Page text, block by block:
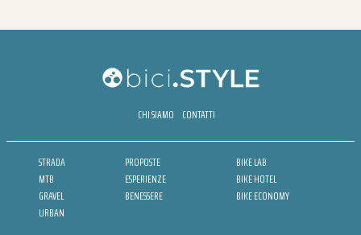
CHI SIAMO CONTATTI
STRADA
MTB
GRAVEL
URBAN
PROPOSTE
ESPERIENZE
BENESSERE
BIKE LAB
BIKE HOTEL
BIKE ECONOMY